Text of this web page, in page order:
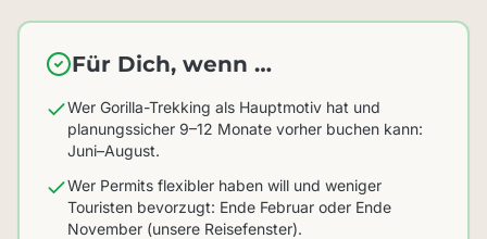
Für Dich, wenn …
Wer Gorilla-Trekking als Hauptmotiv hat und
planungssicher 9–12 Monate vorher buchen kann:
Juni–August.
Wer Permits flexibler haben will und weniger
Touristen bevorzugt: Ende Februar oder Ende
November (unsere Reisefenster).